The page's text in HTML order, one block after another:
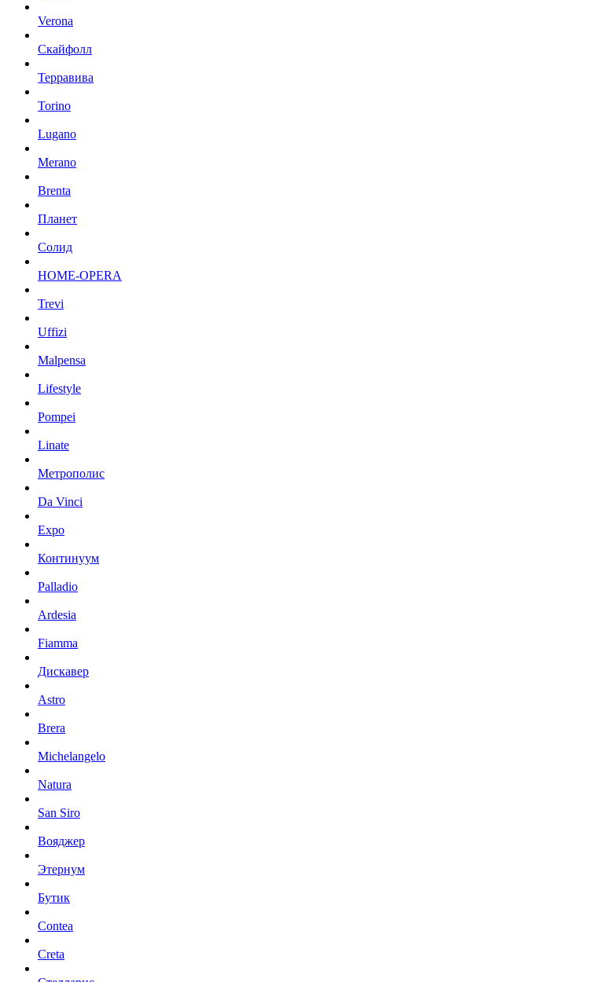
Verona
Скайфолл
Терравива
Torino
Lugano
Merano
Brenta
Планет
Солид
HOME-OPERA
Trevi
Uffizi
Malpensa
Lifestyle
Pompei
Linate
Метрополис
Da Vinci
Expo
Континуум
Palladio
Ardesia
Fiamma
Дискавер
Astro
Brera
Michelangelo
Natura
San Siro
Вояджер
Этернум
Бутик
Contea
Creta